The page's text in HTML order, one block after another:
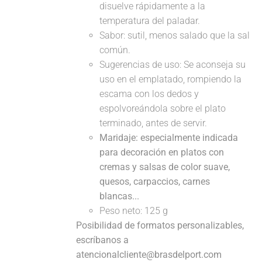
disuelve rápidamente a la
temperatura del paladar.
Sabor: sutil, menos salado que la sal
común.
Sugerencias de uso: Se aconseja su
uso en el emplatado, rompiendo la
escama con los dedos y
espolvoreándola sobre el plato
terminado, antes de servir.
Maridaje: especialmente indicada
para decoración en platos con
cremas y salsas de color suave,
quesos, carpaccios, carnes
blancas...
Peso neto: 125 g
Posibilidad de formatos personalizables,
escríbanos a
atencionalcliente@brasdelport.com